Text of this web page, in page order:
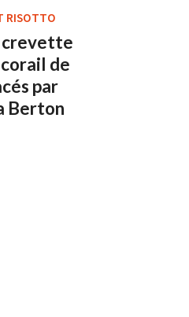
RISOTTO
de
par
Berton